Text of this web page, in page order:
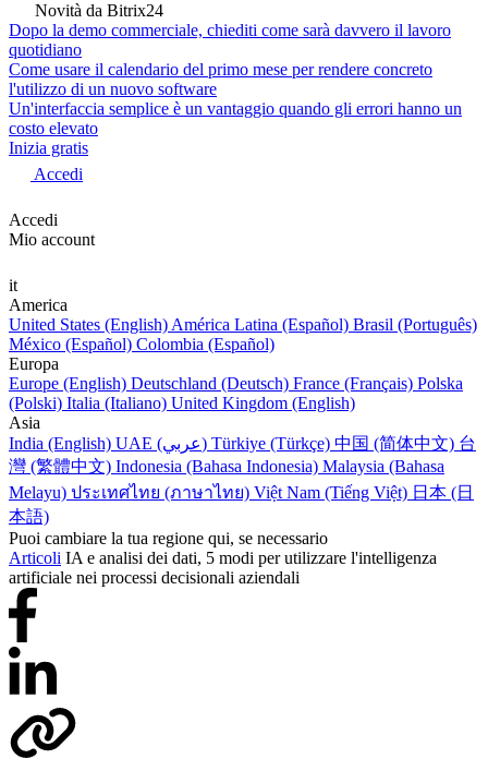
Novità da Bitrix24
Dopo la demo commerciale, chiediti come sarà davvero il lavoro
quotidiano
Come usare il calendario del primo mese per rendere concreto
l'utilizzo di un nuovo software
Un'interfaccia semplice è un vantaggio quando gli errori hanno un
costo elevato
Inizia gratis
Accedi
Accedi
Mio account
it
America
United States (English) América Latina (Español) Brasil (Português)
México (Español) Colombia (Español)
Europa
Europe (English) Deutschland (Deutsch) France (Français) Polska
(Polski) Italia (Italiano) United Kingdom (English)
Asia
India (English)
UAE (عربي) Türkiye (Türkçe) 中国 (简体中文) 台
灣 (繁體中文) Indonesia (Bahasa Indonesia) Malaysia (Bahasa
Melayu) ประเทศไทย (ภาษาไทย) Việt Nam (Tiếng Việt) 日本 (日
本語)
Puoi cambiare la tua regione qui, se necessario
Articoli IA e analisi dei dati, 5 modi per utilizzare l'intelligenza
artificiale nei processi decisionali aziendali